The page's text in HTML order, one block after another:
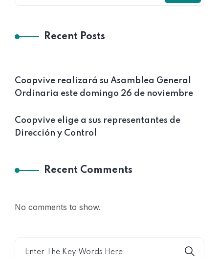
Recent Posts
Coopvive realizará su Asamblea General
Ordinaria este domingo 26 de noviembre
Coopvive elige a sus representantes de
Dirección y Control
Recent Comments
No comments to show.